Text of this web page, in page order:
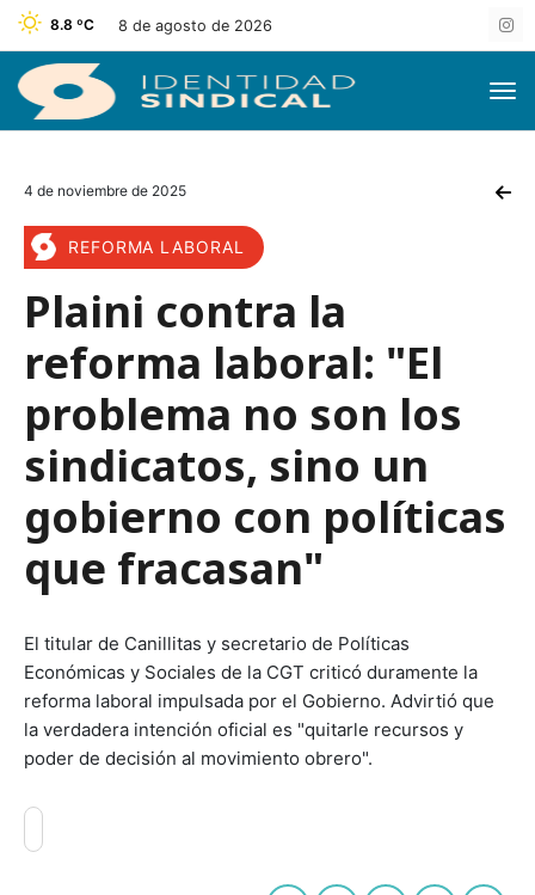
8.8 ºC 8 de agosto de 2026
4 de noviembre de 2025
REFORMA LABORAL
Plaini contra la
reforma laboral: "El
problema no son los
sindicatos, sino un
gobierno con políticas
que fracasan"
El titular de Canillitas y secretario de Políticas
Económicas y Sociales de la CGT criticó duramente la
reforma laboral impulsada por el Gobierno. Advirtió que
la verdadera intención oficial es "quitarle recursos y
poder de decisión al movimiento obrero".